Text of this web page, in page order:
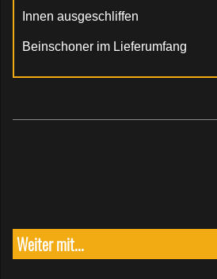
Innen ausgeschliffen
Beinschoner im Lieferumfang
Weiter mit...